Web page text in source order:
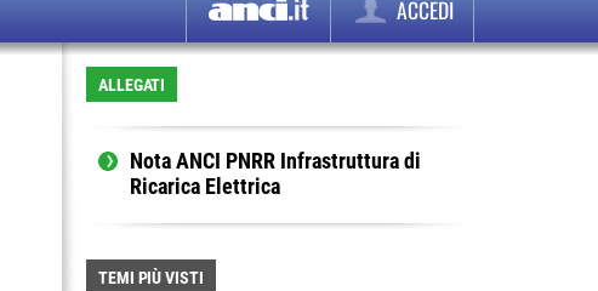
ACCEDI
ALLEGATI
Nota ANCI PNRR Infrastruttura di
Ricarica Elettrica
TEMI PIÙ VISTI